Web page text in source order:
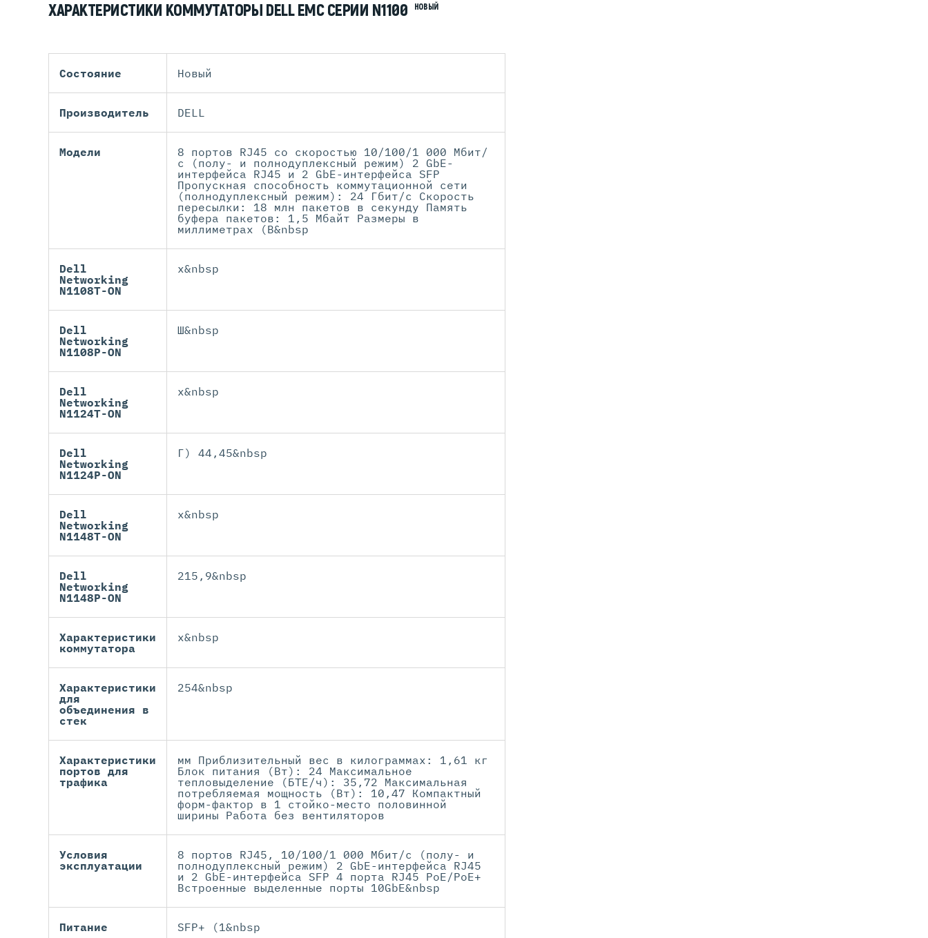
ХАРАКТЕРИСТИКИ КОММУТАТОРЫ DELL EMC СЕРИИ N1100 НОВЫЙ
Состояние Новый
Производитель DELL
Модели
8 портов RJ45 со скоростью 10/100/1 000 Мбит/
с (полу- и полнодуплексный режим) 2 GbE-
интерфейса RJ45 и 2 GbE-интерфейса SFP
Пропускная способность коммутационной сети
(полнодуплексный режим): 24 Гбит/с Скорость
пересылки: 18 млн пакетов в секунду Память
буфера пакетов: 1,5 Мбайт Размеры в
миллиметрах (В&nbsp
Dell
Networking
N1108T-ON
x&nbsp
Dell
Networking
N1108P-ON
Ш&nbsp
Dell
Networking
N1124T-ON
x&nbsp
Dell
Networking
N1124P-ON
Г) 44,45&nbsp
Dell
Networking
N1148T-ON
x&nbsp
Dell
Networking
N1148P-ON
215,9&nbsp
Характеристики
коммутатора
x&nbsp
Характеристики
для
объединения в
стек
254&nbsp
Характеристики
портов для
трафика
мм Приблизительный вес в килограммах: 1,61 кг
Блок питания (Вт): 24 Максимальное
тепловыделение (БТЕ/ч): 35,72 Максимальная
потребляемая мощность (Вт): 10,47 Компактный
форм-фактор в 1 стойко-место половинной
ширины Работа без вентиляторов
Условия
эксплуатации
8 портов RJ45, 10/100/1 000 Мбит/с (полу- и
полнодуплексный режим) 2 GbE-интерфейса RJ45
и 2 GbE-интерфейса SFP 4 порта RJ45 PoE/PoE+
Встроенные выделенные порты 10GbE&nbsp
Питание SFP+ (1&nbsp